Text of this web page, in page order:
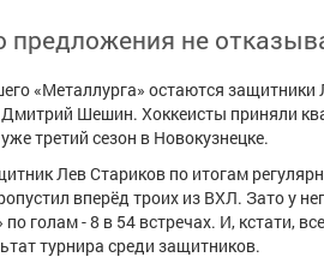
предложения не
«Металлурга» остаются
Шешин. Хоккеисты приняли
третий сезон в Новокузнецке.
Лев Стариков по итогам
вперёд троих из ВХЛ. Зато у
по голам - 8 в 54 встречах. И, кстати,
турнира среди защитников.